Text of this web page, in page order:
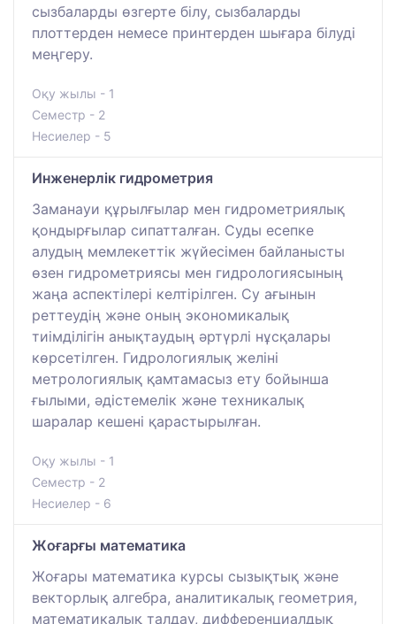
сызбаларды өзгерте білу, сызбаларды
плоттерден немесе принтерден шығара білуді
меңгеру.
Оқу жылы - 1
Семестр - 2
Несиелер - 5
Инженерлік гидрометрия
Заманауи құрылғылар мен гидрометриялық
қондырғылар сипатталған. Суды есепке
алудың мемлекеттік жүйесімен байланысты
өзен гидрометриясы мен гидрологиясының
жаңа аспектілері келтірілген. Су ағынын
реттеудің және оның экономикалық
тиімділігін анықтаудың әртүрлі нұсқалары
көрсетілген. Гидрологиялық желіні
метрологиялық қамтамасыз ету бойынша
ғылыми, әдістемелік және техникалық
шаралар кешені қарастырылған.
Оқу жылы - 1
Семестр - 2
Несиелер - 6
Жоғарғы математика
Жоғары математика курсы сызықтық және
векторлық алгебра, аналитикалық геометрия,
математикалық талдау, дифференциалдық